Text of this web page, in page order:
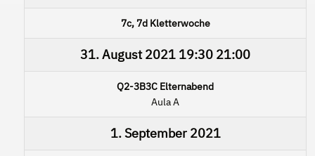
7c, 7d Kletterwoche
31. August 2021 19:30 21:00
Q2-3B3C Elternabend
Aula A
1. September 2021